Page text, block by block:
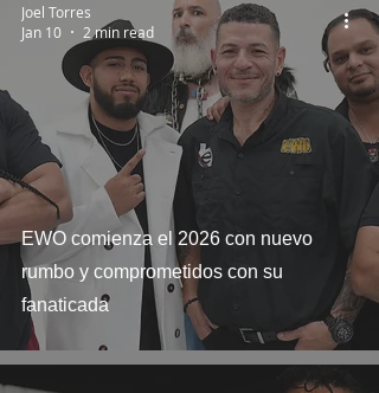
EWO comienza el 2026 con nuevo
rumbo y comprometidos con su
fanaticada
Joel Torres
Jan 10
2 min read